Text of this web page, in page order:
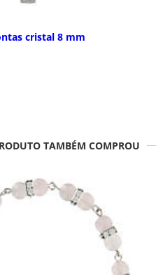
cristal 8 mm
TAMBÉM COMPROU